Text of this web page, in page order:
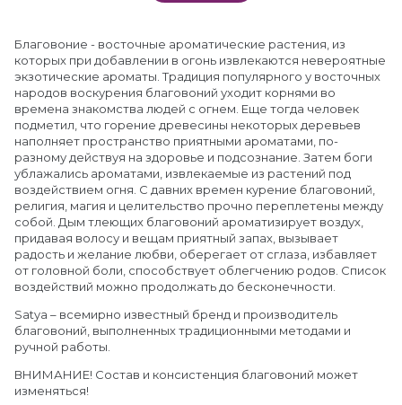
Благовоние - восточные ароматические растения, из
которых при добавлении в огонь извлекаются невероятные
экзотические ароматы. Традиция популярного у восточных
народов воскурения благовоний уходит корнями во
времена знакомства людей с огнем. Еще тогда человек
подметил, что горение древесины некоторых деревьев
наполняет пространство приятными ароматами, по-
разному действуя на здоровье и подсознание. Затем боги
ублажались ароматами, извлекаемые из растений под
воздействием огня. С давних времен курение благовоний,
религия, магия и целительство прочно переплетены между
собой. Дым тлеющих благовоний ароматизирует воздух,
придавая волосу и вещам приятный запах, вызывает
радость и желание любви, оберегает от сглаза, избавляет
от головной боли, способствует облегчению родов. Список
воздействий можно продолжать до бесконечности.
Satya – всемирно известный бренд и производитель
благовоний, выполненных традиционными методами и
ручной работы.
ВНИМАНИЕ! Состав и консистенция благовоний может
изменяться!